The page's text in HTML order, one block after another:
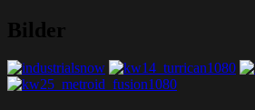
Bilder